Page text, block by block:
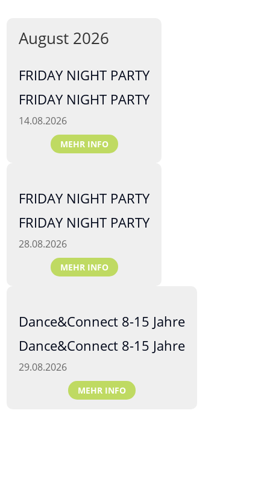
August 2026
FRIDAY NIGHT PARTY
FRIDAY NIGHT PARTY
14.08.2026
MEHR INFO
FRIDAY NIGHT PARTY
FRIDAY NIGHT PARTY
28.08.2026
MEHR INFO
Dance&Connect 8-15 Jahre
Dance&Connect 8-15 Jahre
29.08.2026
MEHR INFO